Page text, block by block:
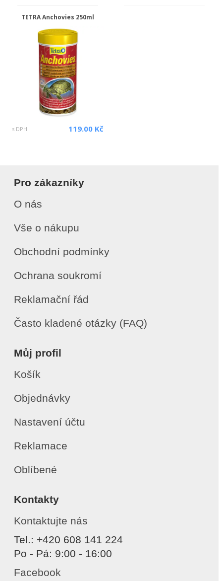
TETRA Anchovies 250ml
s DPH 119.00 Kč
Pro zákazníky
O nás
Vše o nákupu
Obchodní podmínky
Ochrana soukromí
Reklamační řád
Často kladené otázky (FAQ)
Můj profil
Košík
Objednávky
Nastavení účtu
Reklamace
Oblíbené
Kontakty
Kontaktujte nás
Tel.: +420 608 141 224
Po - Pá: 9:00 - 16:00
Facebook